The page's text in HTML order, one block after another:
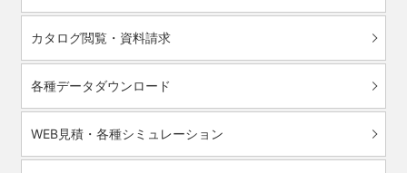
カタログ閲覧・資料請求
各種データダウンロード
WEB見積・各種シミュレーション